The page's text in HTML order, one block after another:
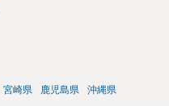
宮崎県 鹿児島県 沖縄県